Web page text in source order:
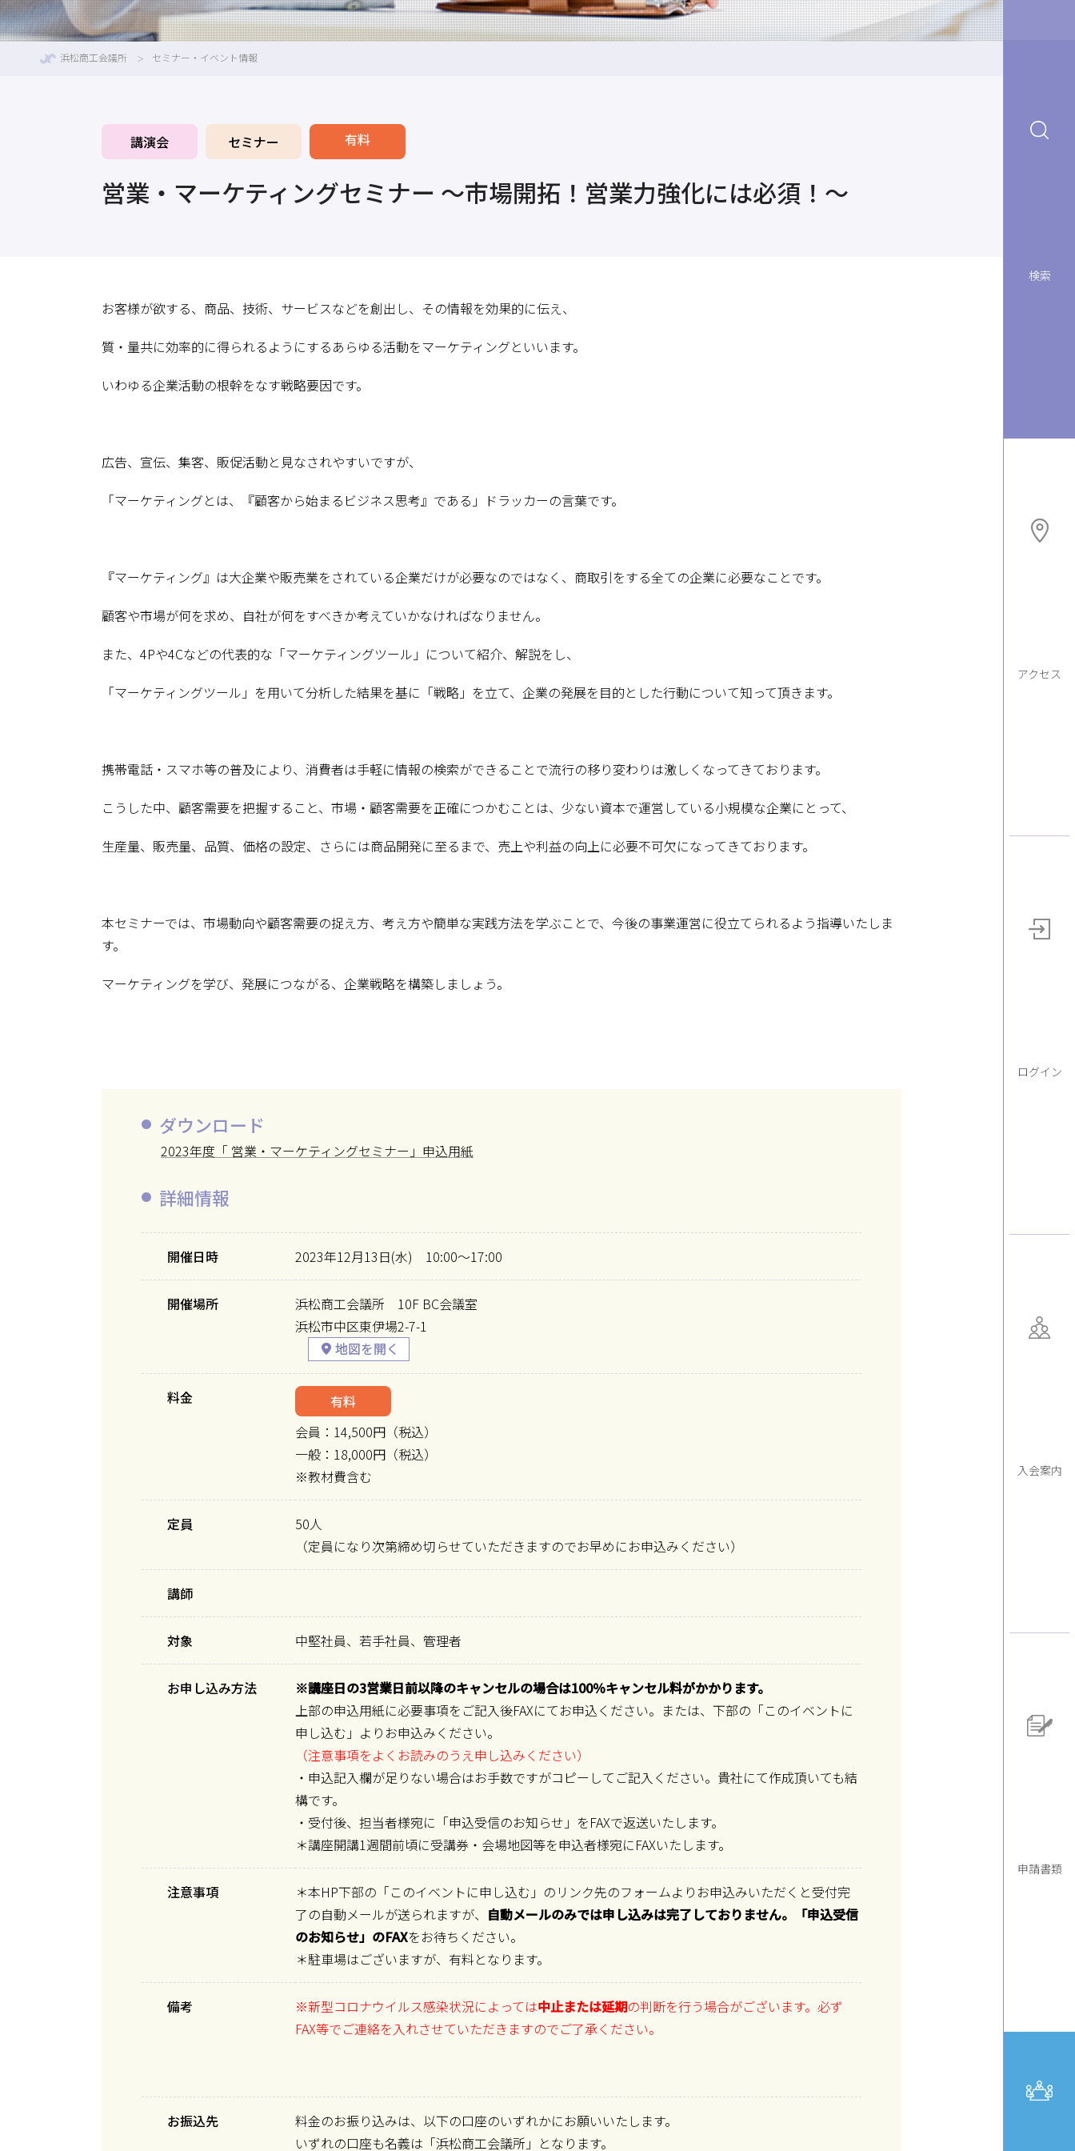
検索
アクセス
ログイン
入会案内
申請書類
浜松商工会議所 セミナー・イベント情報
講演会 セミナー 有料
営業・マーケティングセミナー ～市場開拓！営業力強化には必須！～
お客様が欲する、商品、技術、サービスなどを創出し、その情報を効果的に伝え、
質・量共に効率的に得られるようにするあらゆる活動をマーケティングといいます。
いわゆる企業活動の根幹をなす戦略要因です。
広告、宣伝、集客、販促活動と見なされやすいですが、
「マーケティングとは、『顧客から始まるビジネス思考』である」ドラッカーの言葉です。
『マーケティング』は大企業や販売業をされている企業だけが必要なのではなく、商取引をする全ての企業に必要なことです。
顧客や市場が何を求め、自社が何をすべきか考えていかなければなりません。
また、4Pや4Cなどの代表的な「マーケティングツール」について紹介、解説をし、
「マーケティングツール」を用いて分析した結果を基に「戦略」を立て、企業の発展を目的とした行動について知って頂きます。
携帯電話・スマホ等の普及により、消費者は手軽に情報の検索ができることで流行の移り変わりは激しくなってきております。
こうした中、顧客需要を把握すること、市場・顧客需要を正確につかむことは、少ない資本で運営している小規模な企業にとって、
生産量、販売量、品質、価格の設定、さらには商品開発に至るまで、売上や利益の向上に必要不可欠になってきております。
本セミナーでは、市場動向や顧客需要の捉え方、考え方や簡単な実践方法を学ぶことで、今後の事業運営に役立てられるよう指導いたしま
す。
マーケティングを学び、発展につながる、企業戦略を構築しましょう。
ダウンロード
2023年度「 営業・マーケティングセミナー」申込用紙
詳細情報
開催日時 2023年12月13日(水) 10:00～17:00
開催場所
浜松商工会議所 10F BC会議室
浜松市中区東伊場2-7-1
料金
有料
会員：14,500円（税込）
一般：18,000円（税込）
※教材費含む
定員
50人
（定員になり次第締め切らせていただきますのでお早めにお申込みください）
講師
対象 中堅社員、若手社員、管理者
お申し込み方法
※講座日の3営業日前以降のキャンセルの場合は100％キャンセル料がかかります。
上部の申込用紙に必要事項をご記入後FAXにてお申込ください。または、下部の「このイベントに
申し込む」よりお申込みください。
（注意事項をよくお読みのうえ申し込みください）
・申込記入欄が足りない場合はお手数ですがコピーしてご記入ください。貴社にて作成頂いても結
構です。
・受付後、担当者様宛に「申込受信のお知らせ」をFAXで返送いたします。
＊講座開講1週間前頃に受講券・会場地図等を申込者様宛にFAXいたします。
注意事項
＊本HP下部の「このイベントに申し込む」のリンク先のフォームよりお申込みいただくと受付完
了の自動メールが送られますが、 自動メールのみでは申し込みは完了しておりません。「申込受信
のお知らせ」のFAXをお待ちください。
＊駐車場はございますが、有料となります。
備考 ※新型コロナウイルス感染状況によっては中止または延期の判断を行う場合がございます。必ず
FAX等でご連絡を入れさせていただきますのでご了承ください。
お振込先
料金のお振り込みは、以下の口座のいずれかにお願いいたします。
いずれの口座も名義は「浜松商工会議所」となります。